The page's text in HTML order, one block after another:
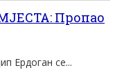
Пропао
Ердоган се...